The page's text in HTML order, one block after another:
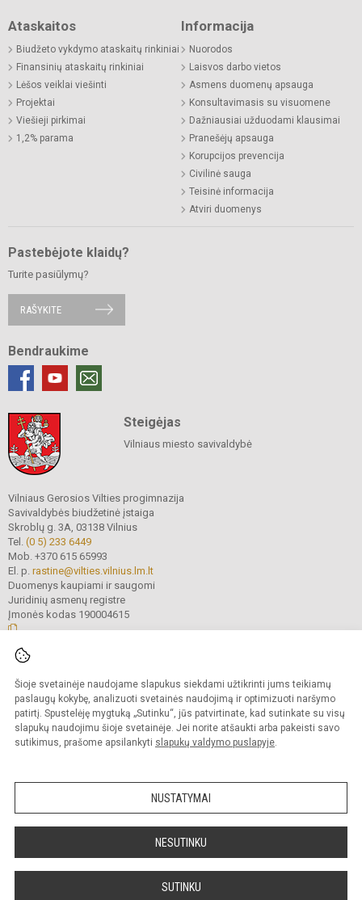
Šioje svetainėje naudojame slapukus siekdami užtikrinti jums teikiamų
paslaugų kokybę, analizuoti svetainės naudojimą ir optimizuoti naršymo
patirtį. Spustelėję mygtuką „Sutinku“, jūs patvirtinate, kad sutinkate su visų
slapukų naudojimu šioje svetainėje. Jei norite atšaukti arba pakeisti savo
sutikimus, prašome apsilankyti slapukų valdymo puslapyje.
NUSTATYMAI
NESUTINKU
SUTINKU
Ataskaitos
Biudžeto vykdymo ataskaitų rinkiniai
Finansinių ataskaitų rinkiniai
Lėšos veiklai viešinti
Projektai
Viešieji pirkimai
1,2% parama
Informacija
Nuorodos
Laisvos darbo vietos
Asmens duomenų apsauga
Konsultavimasis su visuomene
Dažniausiai užduodami klausimai
Pranešėjų apsauga
Korupcijos prevencija
Civilinė sauga
Teisinė informacija
Atviri duomenys
Pastebėjote klaidų?
Turite pasiūlymų?
RAŠYKITE
Bendraukime
Steigėjas
Vilniaus miesto savivaldybė
Vilniaus Gerosios Vilties progimnazija
Savivaldybės biudžetinė įstaiga
Skroblų g. 3A, 03138 Vilnius
Tel. (0 5) 233 6449
Mob. +370 615 65993
El. p. rastine@vilties.vilnius.lm.lt
Duomenys kaupiami ir saugomi
Juridinių asmenų registre
Įmonės kodas 190004615
Kopijuoti turinį be raštiško progimnazijos administracijos sutikimo griežtai
draudžiama.
Prieinamumo paraiška Slapukų valdymas
Sumanus būdas atnaujinti